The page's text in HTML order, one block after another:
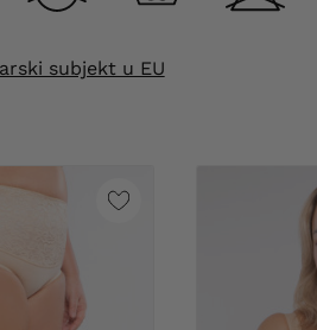
subjekt u EU